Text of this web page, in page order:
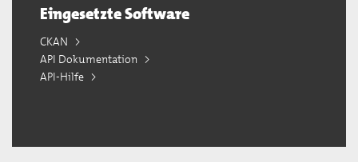
Eingesetzte Software
CKAN
API Dokumentation
API-Hilfe